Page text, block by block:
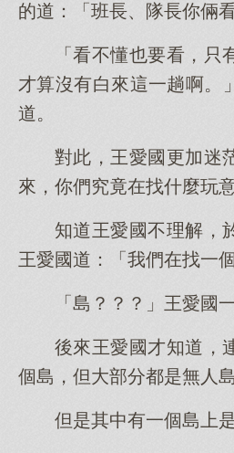
的道：「班長、隊長你倆
「看不懂也要看，只
才算沒有白來這一趟啊。
道。
對此，王愛國更加迷
來，你們究竟在找什麼玩
知道王愛國不理解，
王愛國道：「我們在找一個
「島？？？」王愛國
後來王愛國才知道，
個島，但大部分都是無人島
但是其中有一個島上